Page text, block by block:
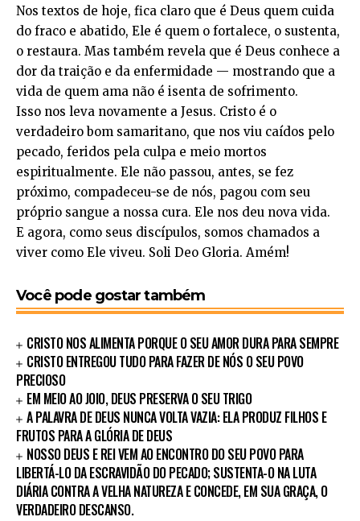
Nos textos de hoje, fica claro que é Deus quem cuida
do fraco e abatido, Ele é quem o fortalece, o sustenta,
o restaura. Mas também revela que é Deus conhece a
dor da traição e da enfermidade — mostrando que a
vida de quem ama não é isenta de sofrimento.
Isso nos leva novamente a Jesus. Cristo é o
verdadeiro bom samaritano, que nos viu caídos pelo
pecado, feridos pela culpa e meio mortos
espiritualmente. Ele não passou, antes, se fez
próximo, compadeceu-se de nós, pagou com seu
próprio sangue a nossa cura. Ele nos deu nova vida.
E agora, como seus discípulos, somos chamados a
viver como Ele viveu. Soli Deo Gloria. Amém!
Você pode gostar também
CRISTO NOS ALIMENTA PORQUE O SEU AMOR DURA PARA SEMPRE
CRISTO ENTREGOU TUDO PARA FAZER DE NÓS O SEU POVO
PRECIOSO
EM MEIO AO JOIO, DEUS PRESERVA O SEU TRIGO
A PALAVRA DE DEUS NUNCA VOLTA VAZIA: ELA PRODUZ FILHOS E
FRUTOS PARA A GLÓRIA DE DEUS
NOSSO DEUS E REI VEM AO ENCONTRO DO SEU POVO PARA
LIBERTÁ-LO DA ESCRAVIDÃO DO PECADO; SUSTENTA-O NA LUTA
DIÁRIA CONTRA A VELHA NATUREZA E CONCEDE, EM SUA GRAÇA, O
VERDADEIRO DESCANSO.